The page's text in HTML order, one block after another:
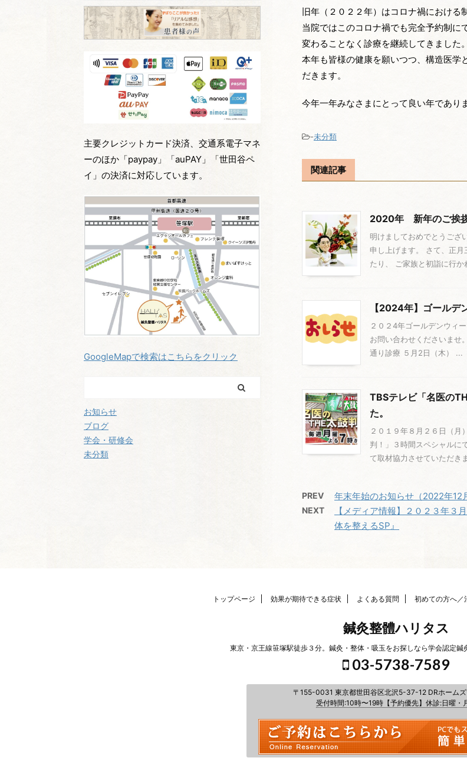
旧年（２０２２年）はコロナ禍における
当院ではこのコロナ禍でも完全予約制に
変わることなく診療を継続してきました。
本年も皆様の健康を願いつつ、構造医学
だきます。
今年一年みなさまにとって良い年であり
-未分類
関連記事
2020年 新年のご挨
明けましておめでとうござ
申し上げます。 さて、正
たり、 ご家族と初詣に行か
【2024年】ゴールデ
２０２4年ゴールデンウィ
お問い合わせくださいませ
通り診療 ５月2日（木） ...
TBSテレビ「名医の
た。
２０１９年８月２６日（月
判！」３時間スペシャルに
て取材協力させていただき
PREV 年末年始のお知らせ（2022年12
NEXT
【メディア情報】２０２３年
体を整えるSP』
主要クレジットカード決済、交通系電子マネ
ーのほか「paypay」「auPAY」「世田谷ペ
イ」の決済に対応しています。
GoogleMapで検索はこちらをクリック
お知らせ
ブログ
学会・研修会
未分類
トップページ 効果が期待できる症状 よくある質問 初めての方へ／
鍼灸整體ハリタス
東京・京王線笹塚駅徒歩３分。鍼灸・整体・吸玉をお探しなら学会認定
03-5738-7589
〒155-0031 東京都世田谷区北沢5-37-12 DRホーム
受付時間:10時〜19時【予約優先】休診:日曜・